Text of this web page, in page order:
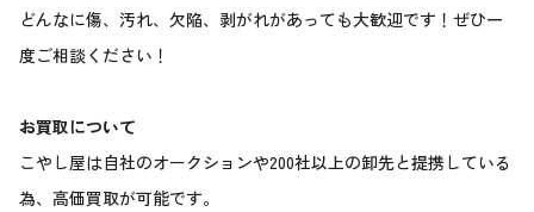
どんなに傷、汚れ、欠陥、剥がれがあっても大歓迎です！ぜひ一
度ご相談ください！
お買取について
こやし屋は自社のオークションや200社以上の卸先と提携している
為、高価買取が可能です。